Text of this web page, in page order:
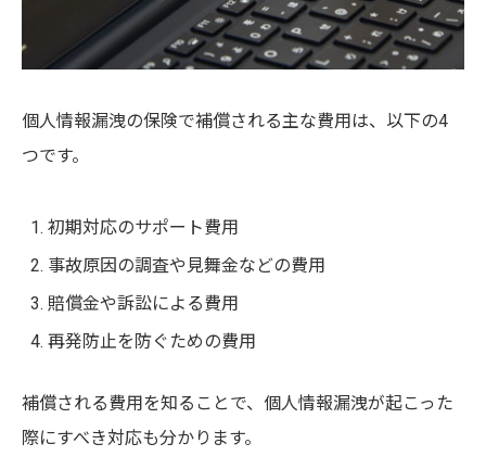
個人情報漏洩の保険で補償される主な費用は、以下の4
つです。
初期対応のサポート費用
事故原因の調査や見舞金などの費用
賠償金や訴訟による費用
再発防止を防ぐための費用
補償される費用を知ることで、個人情報漏洩が起こった
際にすべき対応も分かります。